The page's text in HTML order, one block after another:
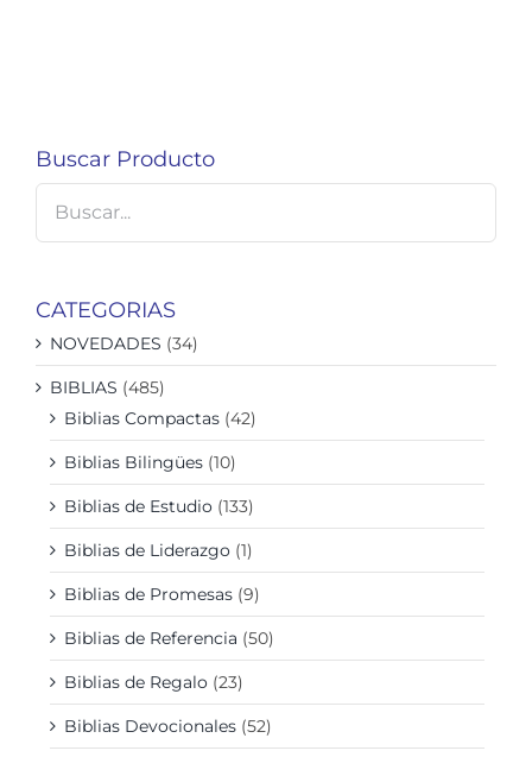
Buscar Producto
CATEGORIAS
NOVEDADES (34)
BIBLIAS (485)
Biblias Compactas (42)
Biblias Bilingües (10)
Biblias de Estudio (133)
Biblias de Liderazgo (1)
Biblias de Promesas (9)
Biblias de Referencia (50)
Biblias de Regalo (23)
Biblias Devocionales (52)